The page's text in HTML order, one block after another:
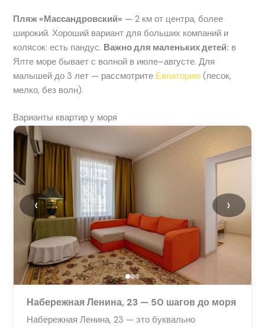
Пляж «Массандровский» — 2 км от центра, более
широкий. Хороший вариант для больших компаний и
колясок: есть пандус. Важно для маленьких детей: в
Ялте море бывает с волной в июле–августе. Для
малышей до 3 лет — рассмотрите Евпаторию (песок,
мелко, без волн).
Варианты квартир у моря
‹ ›
Набережная Ленина, 23 — 50 шагов до моря
Набережная Ленина, 23 — это буквально